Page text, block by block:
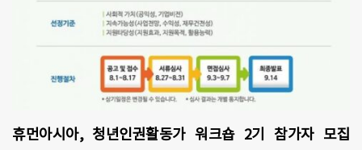
휴먼아시아, 청년인권활동가 워크숍2기 참가자 모집